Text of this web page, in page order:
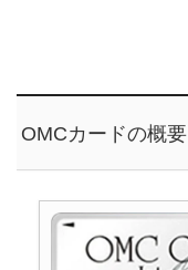
OMCカードの概要